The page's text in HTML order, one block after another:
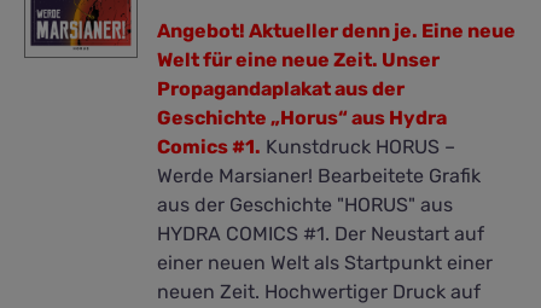
der
Produktseite
gewählt
werden
8,00 €5,00 €.
Angebot!Aktueller denn je. Eine neue
Welt für eine neue Zeit. Unser
Propagandaplakat aus der
Geschichte „Horus“ aus Hydra
Comics #1. Kunstdruck HORUS –
Werde Marsianer! Bearbeitete Grafik
aus der Geschichte "HORUS" aus
HYDRA COMICS #1. Der Neustart auf
einer neuen Welt als Startpunkt einer
neuen Zeit. Hochwertiger Druck auf